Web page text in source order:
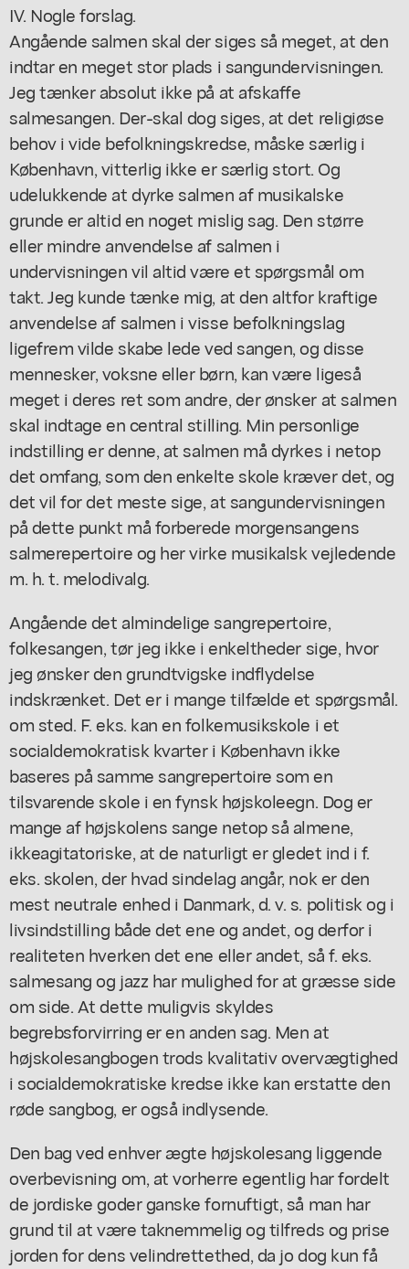
IV. Nogle forslag.
Angående salmen skal der siges så meget, at den
indtar en meget stor plads i sangundervisningen.
Jeg tænker absolut ikke på at afskaffe
salmesangen. Der-skal dog siges, at det religiøse
behov i vide befolkningskredse, måske særlig i
København, vitterlig ikke er særlig stort. Og
udelukkende at dyrke salmen af musikalske
grunde er altid en noget mislig sag. Den større
eller mindre anvendelse af salmen i
undervisningen vil altid være et spørgsmål om
takt. Jeg kunde tænke mig, at den altfor kraftige
anvendelse af salmen i visse befolkningslag
ligefrem vilde skabe lede ved sangen, og disse
mennesker, voksne eller børn, kan være ligeså
meget i deres ret som andre, der ønsker at salmen
skal indtage en central stilling. Min personlige
indstilling er denne, at salmen må dyrkes i netop
det omfang, som den enkelte skole kræver det, og
det vil for det meste sige, at sangundervisningen
på dette punkt må forberede morgensangens
salmerepertoire og her virke musikalsk vejledende
m. h. t. melodivalg.
Angående det almindelige sangrepertoire,
folkesangen, tør jeg ikke i enkeltheder sige, hvor
jeg ønsker den grundtvigske indflydelse
indskrænket. Det er i mange tilfælde et spørgsmål.
om sted. F. eks. kan en folkemusikskole i et
socialdemokratisk kvarter i København ikke
baseres på samme sangrepertoire som en
tilsvarende skole i en fynsk højskoleegn. Dog er
mange af højskolens sange netop så almene,
ikkeagitatoriske, at de naturligt er gledet ind i f.
eks. skolen, der hvad sindelag angår, nok er den
mest neutrale enhed i Danmark, d. v. s. politisk og i
livsindstilling både det ene og andet, og derfor i
realiteten hverken det ene eller andet, så f. eks.
salmesang og jazz har mulighed for at græsse side
om side. At dette muligvis skyldes
begrebsforvirring er en anden sag. Men at
højskolesangbogen trods kvalitativ overvægtighed
i socialdemokratiske kredse ikke kan erstatte den
røde sangbog, er også indlysende.
Den bag ved enhver ægte højskolesang liggende
overbevisning om, at vorherre egentlig har fordelt
de jordiske goder ganske fornuftigt, så man har
grund til at være taknemmelig og tilfreds og prise
jorden for dens velindrettethed, da jo dog kun få